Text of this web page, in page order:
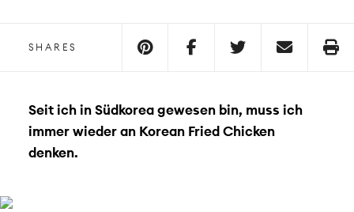
SHARES
Seit ich in Südkorea gewesen bin, muss ich
immer wieder an Korean Fried Chicken
denken.